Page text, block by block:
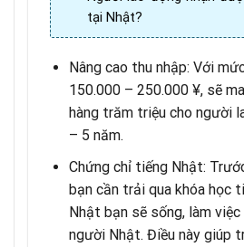
tại Nhật?
Nâng cao thu nhập: Với
150.000 – 250.000 ¥, sẽ
hàng trăm triệu cho người
– 5 năm.
Chứng chỉ tiếng Nhật:
bạn cần trải qua khóa học
Nhật bạn sẽ sống, làm
người Nhật. Điều này giúp